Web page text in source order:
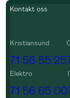
Kontakt oss
Kristiansund
71 56 55 25
Elektro
71 56 65 00